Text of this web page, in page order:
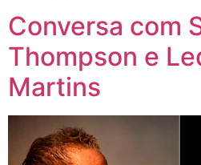
Conversa com
Thompson e
Martins